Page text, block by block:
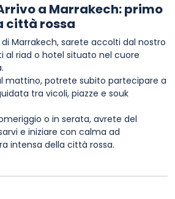
Arrivo a Marrakech: primo
città rossa
di Marrakech, sarete accolti dal nostro
riad o hotel situato nel cuore
mattino, potrete subito partecipare a
tra vicoli, piazze e souk
o in serata, avrete del
e iniziare con calma ad
intensa della città rossa.